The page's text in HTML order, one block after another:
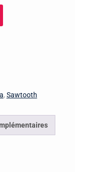
, Sawtooth